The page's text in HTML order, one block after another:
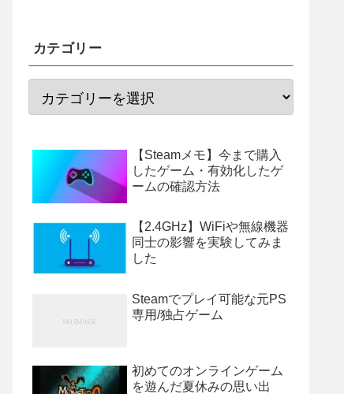
カテゴリー
【Steamメモ】今まで購入
したゲーム・有効化したゲ
ームの確認方法
【2.4GHz】WiFiや無線機器
同士の影響を実験してみま
した
Steamでプレイ可能な元PS
専用/独占ゲーム
初めてのオンラインゲーム
を遊んだ夏休みの思い出